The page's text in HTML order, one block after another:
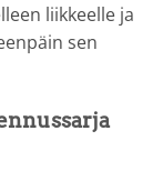
liikkeelle ja
sen